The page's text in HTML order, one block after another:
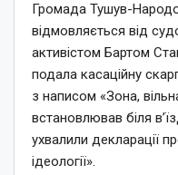
Громада Тушув-
відмовляється від
активістом Бартом
подала касаційну
з написом «Зона,
встановлював біля
ухвалили декларації
ідеології».